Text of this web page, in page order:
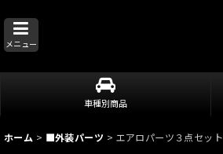
メニュー
車種別商品
ホーム > ■外装パーツ > エアロパーツ３点セット